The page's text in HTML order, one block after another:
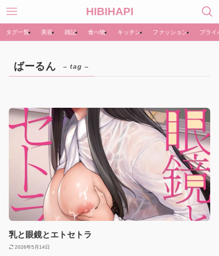
HIBIHAPI
タグ一覧 美容 雑記 食べ物 キッチン ファッション プライ
ばーるん – tag –
乳と眼鏡とエトセトラ
2026年5月14日